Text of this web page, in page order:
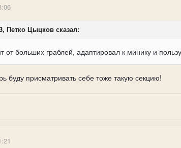
Петко Цыцков сказал:
от больших граблей, адаптировал к минику и
буду присматривать себе тоже такую секцию!